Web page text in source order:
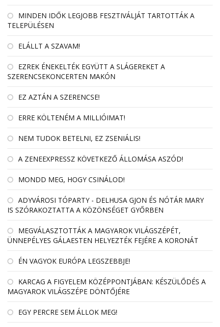
MINDEN IDŐK LEGJOBB FESZTIVÁLJÁT TARTOTTÁK A
TELEPÜLÉSEN
ELÁLLT A SZAVAM!
EZREK ÉNEKELTÉK EGYÜTT A SLÁGEREKET A
SZERENCSEKONCERTEN MAKÓN
EZ AZTÁN A SZERENCSE!
ERRE KÖLTENÉM A MILLIÓIMAT!
NEM TUDOK BETELNI, EZ ZSENIÁLIS!
A ZENEEXPRESSZ KÖVETKEZŐ ÁLLOMÁSA ASZÓD!
MONDD MEG, HOGY CSINÁLOD!
ADYVÁROSI TÓPARTY - DELHUSA GJON ÉS NÓTÁR MARY
IS SZÓRAKOZTATTA A KÖZÖNSÉGET GYŐRBEN
MEGVÁLASZTOTTÁK A MAGYAROK VILÁGSZÉPÉT,
ÜNNEPÉLYES GÁLAESTEN HELYEZTÉK FEJÉRE A KORONÁT
ÉN VAGYOK EURÓPA LEGSZEBBJE!
KARCAG A FIGYELEM KÖZÉPPONTJÁBAN: KÉSZÜLŐDÉS A
MAGYAROK VILÁGSZÉPE DÖNTŐJÉRE
EGY PERCRE SEM ÁLLOK MEG!